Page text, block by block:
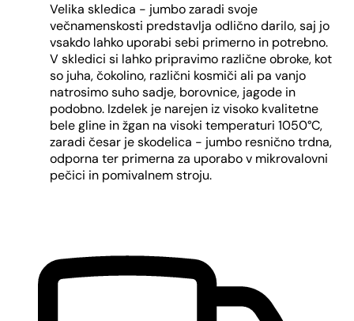
Velika skledica - jumbo zaradi svoje
večnamenskosti predstavlja odlično darilo, saj jo
vsakdo lahko uporabi sebi primerno in potrebno.
V skledici si lahko pripravimo različne obroke, kot
so juha, čokolino, različni kosmiči ali pa vanjo
natrosimo suho sadje, borovnice, jagode in
podobno. Izdelek je narejen iz visoko kvalitetne
bele gline in žgan na visoki temperaturi 1050°C,
zaradi česar je skodelica - jumbo resnično trdna,
odporna ter primerna za uporabo v mikrovalovni
pečici in pomivalnem stroju.